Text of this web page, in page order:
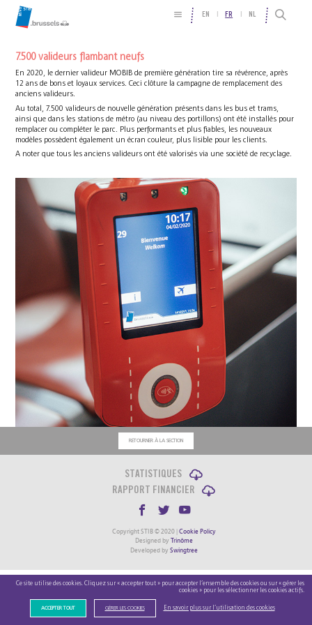
EN FR NL
7.500 valideurs flambant neufs
En 2020, le dernier valideur MOBIB de première génération tire sa révérence, après
12 ans de bons et loyaux services. Ceci clôture la campagne de remplacement des
anciens valideurs.
Au total, 7.500 valideurs de nouvelle génération présents dans les bus et trams,
ainsi que dans les stations de métro (au niveau des portillons) ont été installés pour
remplacer ou compléter le parc. Plus performants et plus fiables, les nouveaux
modèles possèdent également un écran couleur, plus lisible pour les clients.
A noter que tous les anciens valideurs ont été valorisés via une société de recyclage.
RETOURNER À LA SECTION
STATISTIQUES
RAPPORT FINANCIER
Copyright STIB © 2020 | Cookie Policy
Designed by Trinôme
Developed by Swingtree
Ce site utilise des cookies. Cliquez sur « accepter tout » pour accepter l’ensemble des cookies ou sur « gérer les
cookies » pour les sélectionner les cookies actifs.
ACCEPTER TOUT GÉRER LES COOKIES En savoir plus sur l’utilisation des cookies